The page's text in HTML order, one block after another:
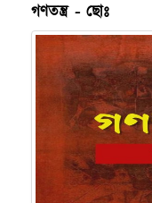
গণতন্ত্র - ছোঃ